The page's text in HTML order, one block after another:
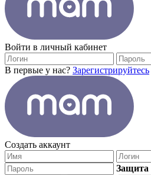
Войти в личный кабинет
В первые у нас? Зарегистрируйтесь
Создать аккаунт
Защита